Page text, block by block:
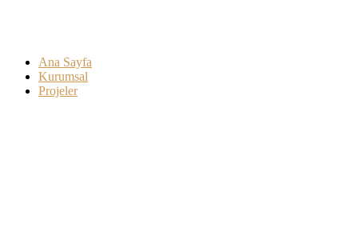
Ana Sayfa
Kurumsal
Projeler